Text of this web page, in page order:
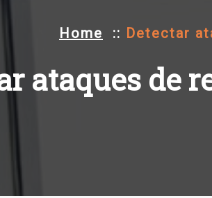
Home :: Detectar
ataques de